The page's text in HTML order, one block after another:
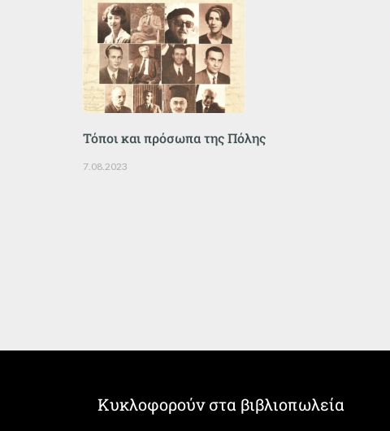
Τόποι και πρόσωπα της Πόλης
7.08.2023
Κυκλοφορούν στα βιβλιοπωλεία